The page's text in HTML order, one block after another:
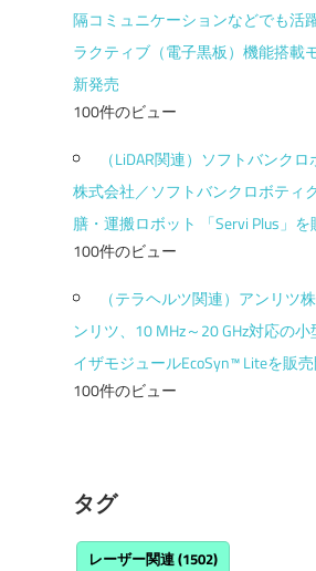
隔コミュニケーションなどでも活
ラクティブ（電子黒板）機能搭載
新発売
100件のビュー
（LiDAR関連）ソフトバンク
株式会社／ソフトバンクロボティ
膳・運搬ロボット 「Servi Plus」
100件のビュー
（テラヘルツ関連）アンリツ
ンリツ、10 MHz～20 GHz対応の
イザモジュールEcoSyn™ Liteを販
100件のビュー
タグ
レーザー関連(1502)